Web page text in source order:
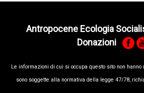
Antropocene Ecologia
Donazioni
Le informa­zioni di cui si occupa questo sito non hanno
sono sog­gette alla normativa della legge 47/78,